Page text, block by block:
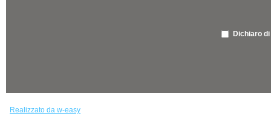
Dichiaro
Realizzato da w-easy